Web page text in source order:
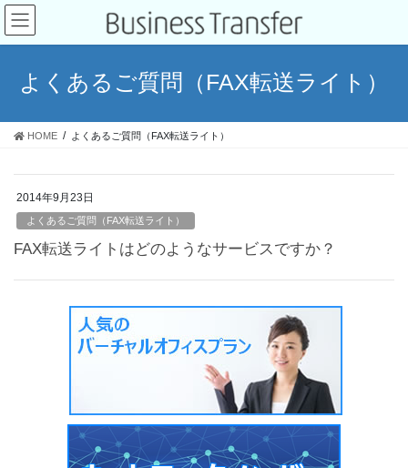
よくあるご質問（FAX転送ライト）
HOME よくあるご質問（FAX転送ライト）
2014年9月23日
よくあるご質問（FAX転送ライト）
FAX転送ライトはどのようなサービスですか？